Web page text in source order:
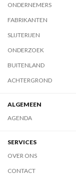
ONDERNEMERS
FABRIKANTEN
SLIJTERIJEN
ONDERZOEK
BUITENLAND
ACHTERGROND
ALGEMEEN
AGENDA
SERVICES
OVER ONS
CONTACT